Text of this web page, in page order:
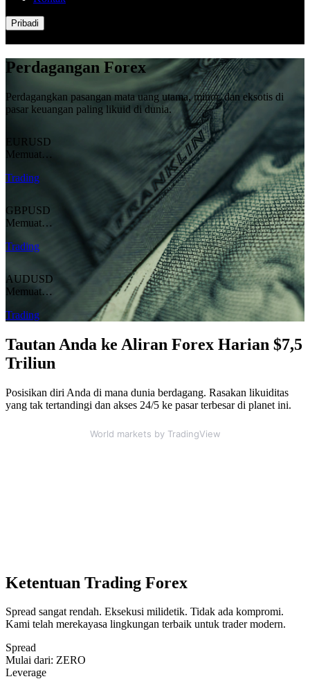
Pribadi
Perdagangan Forex
Perdagangkan pasangan mata uang utama, minor, dan eksotis di
pasar keuangan paling likuid di dunia.
EURUSD
Memuat…
Trading
GBPUSD
Memuat…
Trading
AUDUSD
Memuat…
Trading
Tautan Anda ke Aliran Forex Harian $7,5
Triliun
Posisikan diri Anda di mana dunia berdagang. Rasakan likuiditas
yang tak tertandingi dan akses 24/5 ke pasar terbesar di planet ini.
World markets by TradingView
Ketentuan Trading Forex
Spread sangat rendah. Eksekusi milidetik. Tidak ada kompromi.
Kami telah merekayasa lingkungan terbaik untuk trader modern.
Spread
Mulai dari: ZERO
Leverage